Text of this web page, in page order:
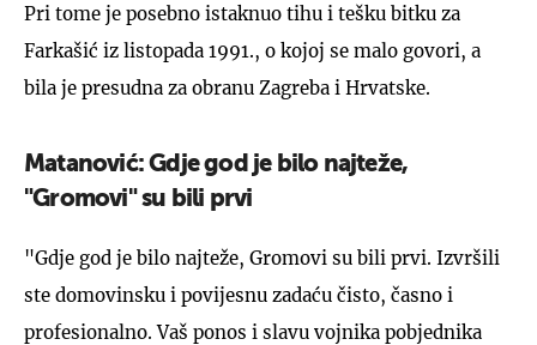
Pri tome je posebno istaknuo tihu i tešku bitku za
Farkašić iz listopada 1991., o kojoj se malo govori, a
bila je presudna za obranu Zagreba i Hrvatske.
Matanović: Gdje god je bilo najteže,
"Gromovi" su bili prvi
"Gdje god je bilo najteže, Gromovi su bili prvi. Izvršili
ste domovinsku i povijesnu zadaću čisto, časno i
profesionalno. Vaš ponos i slavu vojnika pobjednika